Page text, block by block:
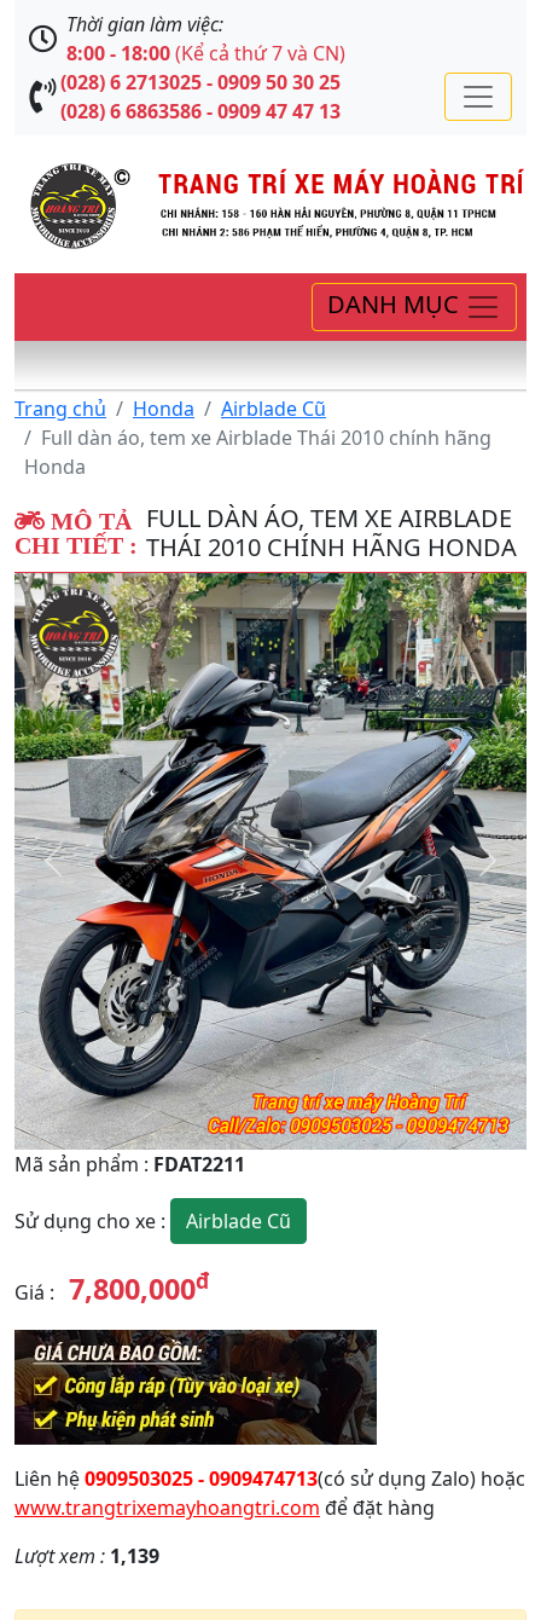
Thời gian làm việc:
8:00 - 18:00(Kể cả thứ 7 và CN)
(028) 6 2713025 - 0909 50 30 25
(028) 6 6863586 - 0909 47 47 13
DANH MỤC
Trang chủ Honda
Airblade Cũ
Full dàn áo, tem xe Airblade Thái 2010 chính hãng
Honda
MÔ TẢ
CHI TIẾT :
FULL DÀN ÁO, TEM XE AIRBLADE
THÁI 2010 CHÍNH HÃNG HONDA
Quay
Lại
Tiếp
theo
Mã sản phẩm : FDAT2211
Sử dụng cho xe : Airblade Cũ
Giá : 7,800,000đ
Liên hệ0909503025 - 0909474713(có sử dụng Zalo) hoặc
www.trangtrixemayhoangtri.com để đặt hàng
Lượt xem : 1,139